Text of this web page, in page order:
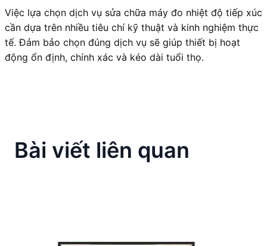
Việc lựa chọn dịch vụ sửa chữa máy đo nhiệt độ tiếp xúc
cần dựa trên nhiều tiêu chí kỹ thuật và kinh nghiệm thực
tế. Đảm bảo chọn đúng dịch vụ sẽ giúp thiết bị hoạt
động ổn định, chính xác và kéo dài tuổi thọ.
Bài viết liên quan